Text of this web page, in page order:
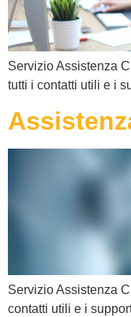
Servizio Assistenza
tutti i contatti utili e i
Servizio Assistenza
contatti utili e i